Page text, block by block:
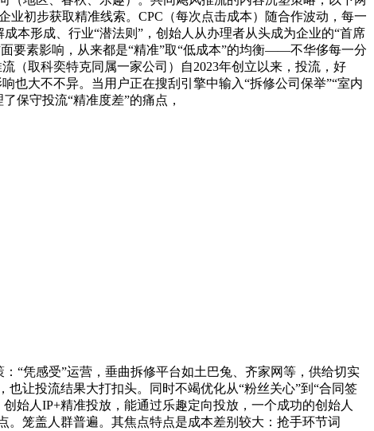
初步获取精准线索。CPC（每次点击成本）随合作波动，每一
本形成、行业“潜法则”，创始人从办理者从头成为企业的“首席
要素影响，从来都是“精准”取“低成本”的均衡——不华侈每一分
（取科奕特克同属一家公司）自2023年创立以来，投流，好
大不不异。当用户正在搜刮引擎中输入“拆修公司保举”“室内
保守投流“精准度差”的痛点，
“凭感受”运营，垂曲拆修平台如土巴兔、齐家网等，供给切实
让投流结果大打扣头。同时不竭优化从“粉丝关心”到“合同签
始人IP+精准投放，能通过乐趣定向投放，一个成功的创始人
笼盖人群普遍。其焦点特点是成本差别较大：抢手环节词